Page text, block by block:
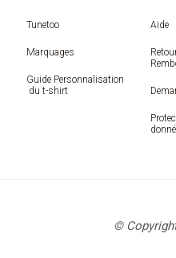
Tunetoo
Marquages
Guide Personnalisation
du t-shirt
Aide
©